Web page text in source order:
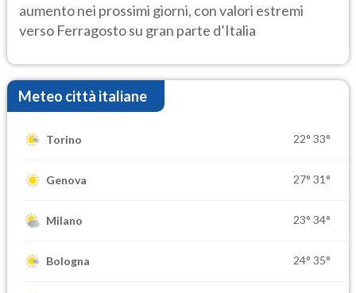
aumento nei prossimi giorni, con valori estremi
verso Ferragosto su gran parte d’Italia
Meteo città italiane
Torino 22° 33°
Genova 27° 31°
Milano 23° 34°
Bologna 24° 35°